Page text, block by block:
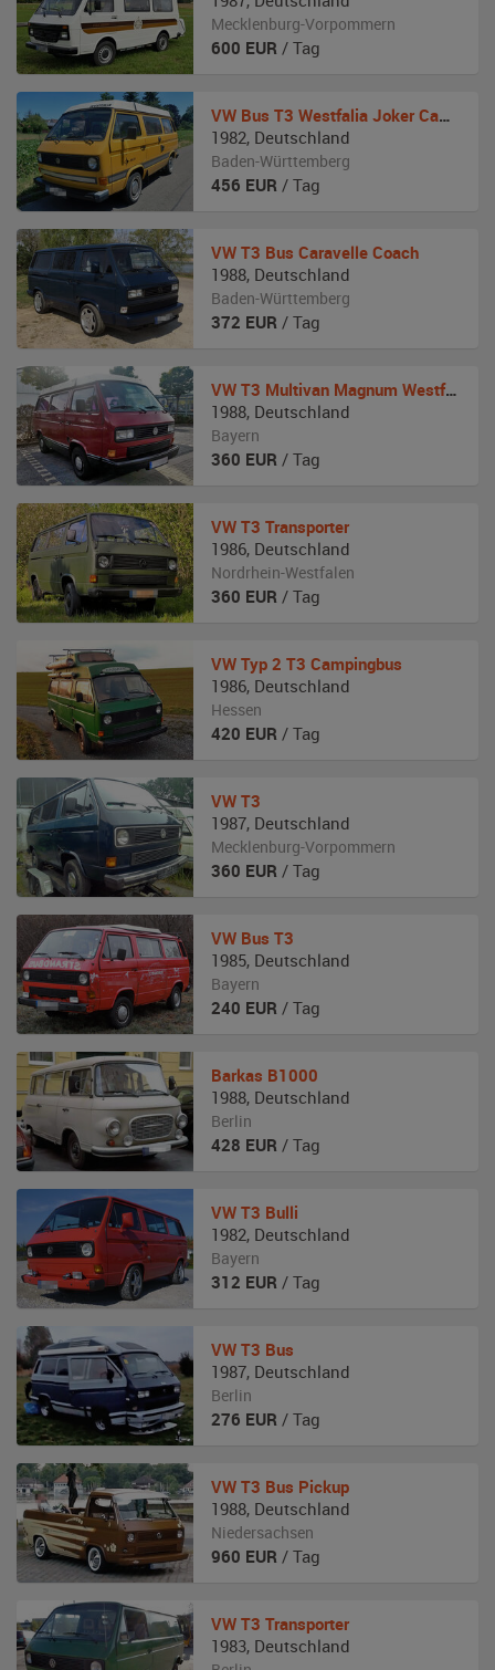
Mecklenburg-Vorpommern
600 EUR / Tag
VW Bus T3 Westfalia Joker Camper
1982, Deutschland
Baden-Württemberg
456 EUR / Tag
VW T3 Bus Caravelle Coach
1988, Deutschland
Baden-Württemberg
372 EUR / Tag
VW T3 Multivan Magnum Westfalia
1988, Deutschland
Bayern
360 EUR / Tag
VW T3 Transporter
1986, Deutschland
Nordrhein-Westfalen
360 EUR / Tag
VW Typ 2 T3 Campingbus
1986, Deutschland
Hessen
420 EUR / Tag
VW T3
1987, Deutschland
Mecklenburg-Vorpommern
360 EUR / Tag
VW Bus T3
1985, Deutschland
Bayern
240 EUR / Tag
Barkas B1000
1988, Deutschland
Berlin
428 EUR / Tag
VW T3 Bulli
1982, Deutschland
Bayern
312 EUR / Tag
VW T3 Bus
1987, Deutschland
Berlin
276 EUR / Tag
VW T3 Bus Pickup
1988, Deutschland
Niedersachsen
960 EUR / Tag
VW T3 Transporter
1983, Deutschland